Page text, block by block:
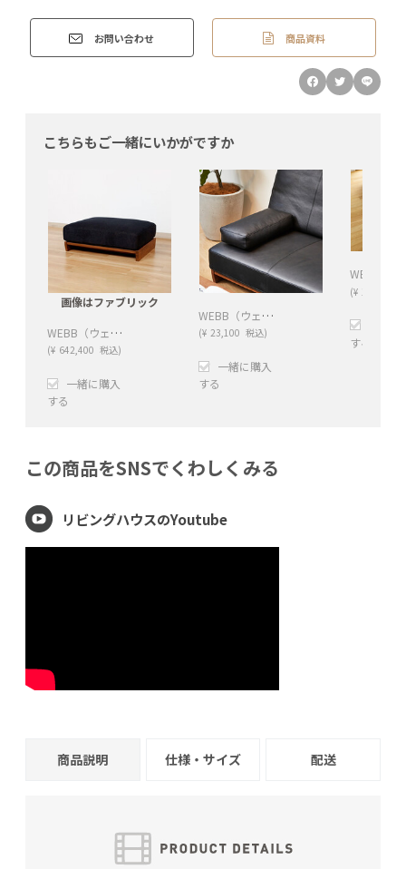
お問い合わせ 商品資料
こちらもご一緒にいかがですか
画像はファブリック
WEBB（ウェッブ）オットマン レザー
(¥ 642,400 税込)
一緒に購入
する
+
WEBB（ウェッブ）肘クッション レザー
(¥ 23,100 税込)
一緒に購入
する
+ −
(¥
する
この商品をSNSでくわしくみる
リビングハウスのYoutube
商品説明 仕様・サイズ 配送